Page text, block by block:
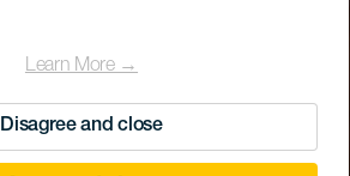
Learn More →
Disagree and close